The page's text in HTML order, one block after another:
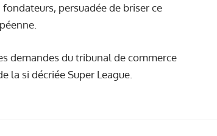
persuadée de briser ce
demandes du tribunal de commerce
la si décriée Super League.